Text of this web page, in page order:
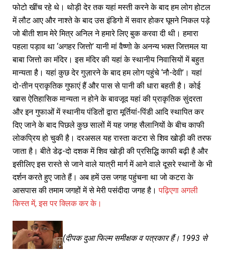
फोटो खींच रहे थे। थोड़ी देर तक यहां मस्ती करने के बाद हम लोग होटल
में लौट आए और नाश्ते के बाद उस इंडिगो में सवार होकर घूमने निकल पड़े
जो बीती शाम मेरे मित्र अनिल ने हमारे लिए बुक करवा दी थी। हमारा
पहला पड़ाव था ‘अगहर जित्तो’ यानी मां वैष्णो के अनन्य भक्त जित्तमल या
बाबा जित्तो का मंदिर। इस मंदिर की यहां के स्थानीय निवासियों में बहुत
मान्यता है। यहां कुछ देर गुज़ारने के बाद हम लोग पहुंचे ‘नौ-देवी’। यहां
दो-तीन प्राकृतिक गुफाएं हैं और पास से पानी की धारा बहती है। कोई
खास ऐतिहासिक मान्यता न होने के बावजूद यहां की प्राकृतिक सुंदरता
और इन गुफाओं में स्थानीय पंडितों द्वारा मूर्तियां-पिंडी आदि स्थापित कर
दिए जाने के बाद पिछले कुछ सालों में यह जगह सैलानियों के बीच काफी
लोकप्रिय हो चुकी है। दरअसल यह रास्ता कटरा से शिव खोड़ी की तरफ
जाता है। बीते डेढ़-दो दशक में शिव खोड़ी की प्रसिद्धि काफी बढ़ी है और
इसीलिए इस रास्ते से जाने वाले यात्री मार्ग में आने वाले दूसरे स्थानों के भी
दर्शन करते हुए जाते हैं। अब हमें उस जगह पहुंचना था जो कटरा के
आसपास की तमाम जगहों में से मेरी पसंदीदा जगह है।पढ़िएगा अगली
किस्त में, इस पर क्लिक कर के।
(दीपक दुआ फिल्म समीक्षक व पत्रकार हैं। 1993 से